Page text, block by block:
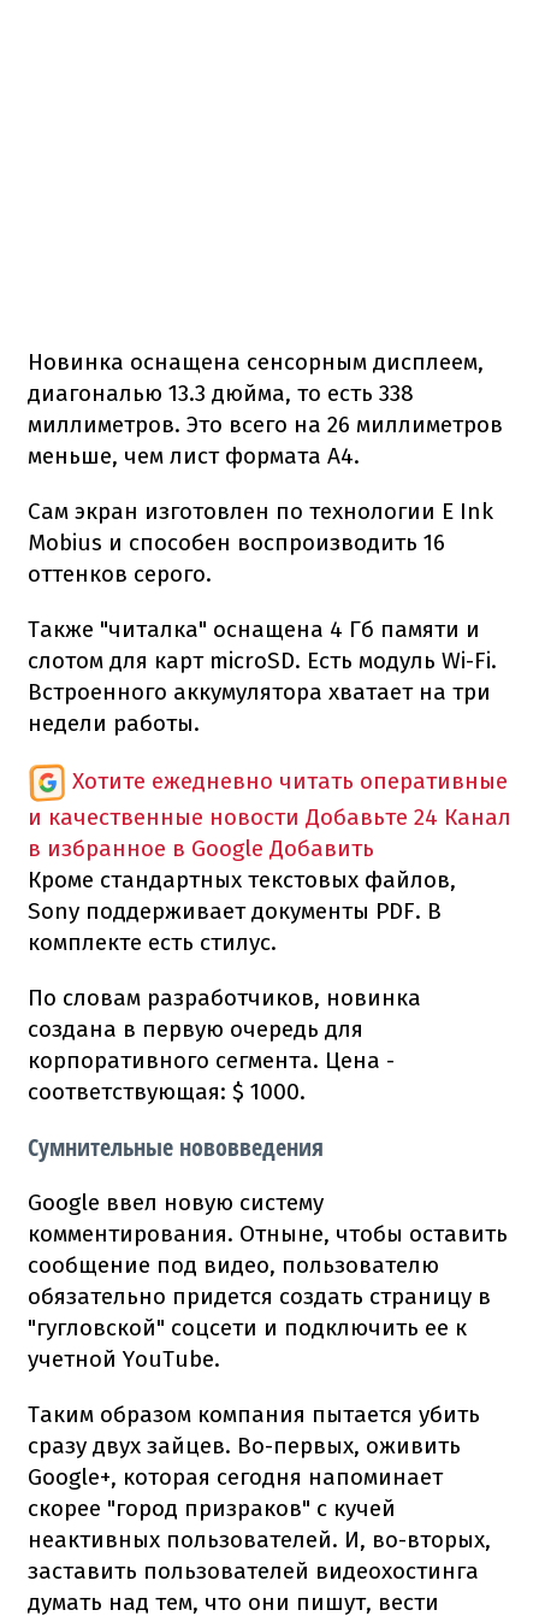
Новинка оснащена сенсорным дисплеем,
диагональю 13.3 дюйма, то есть 338
миллиметров. Это всего на 26 миллиметров
меньше, чем лист формата А4.
Сам экран изготовлен по технологии E Ink
Mobius и способен воспроизводить 16
оттенков серого.
Также "читалка" оснащена 4 Гб памяти и
слотом для карт microSD. Есть модуль Wi-Fi.
Встроенного аккумулятора хватает на три
недели работы.
Хотите ежедневно читать оперативные
и качественные новости Добавьте 24 Канал
в избранное в Google Добавить
Кроме стандартных текстовых файлов,
Sony поддерживает документы PDF. В
комплекте есть стилус.
По словам разработчиков, новинка
создана в первую очередь для
корпоративного сегмента. Цена -
соответствующая: $ 1000.
Сумнительные нововведения
Google ввел новую систему
комментирования. Отныне, чтобы оставить
сообщение под видео, пользователю
обязательно придется создать страницу в
"гугловской" соцсети и подключить ее к
учетной YouTube.
Таким образом компания пытается убить
сразу двух зайцев. Во-первых, оживить
Google+, которая сегодня напоминает
скорее "город призраков" с кучей
неактивных пользователей. И, во-вторых,
заставить пользователей видеохостинга
думать над тем, что они пишут, вести